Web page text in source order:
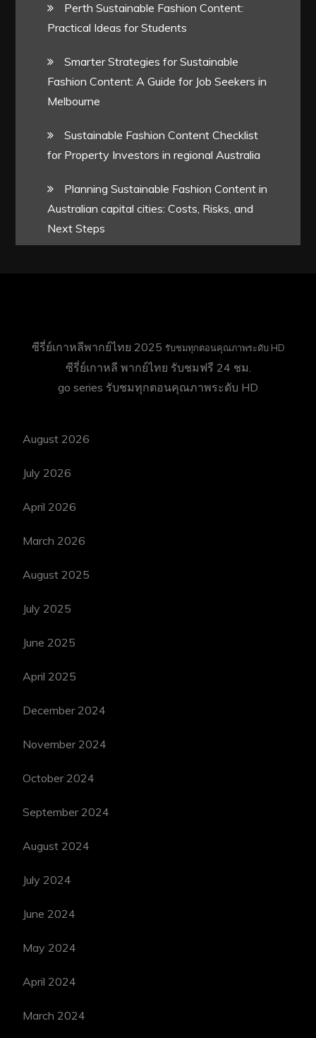
Perth Sustainable Fashion Content:
Practical Ideas for Students
Smarter Strategies for Sustainable
Fashion Content: A Guide for Job Seekers in
Melbourne
Sustainable Fashion Content Checklist
for Property Investors in regional Australia
Planning Sustainable Fashion Content in
Australian capital cities: Costs, Risks, and
Next Steps
ซีรี่ย์เกาหลีพากย์ไทย 2025 รับชมทุกตอนคุณภาพระดับ HD
ซีรี่ย์เกาหลี พากย์ไทย รับชมฟรี 24 ชม.
go series รับชมทุกตอนคุณภาพระดับ HD
August 2026
July 2026
April 2026
March 2026
August 2025
July 2025
June 2025
April 2025
December 2024
November 2024
October 2024
September 2024
August 2024
July 2024
June 2024
May 2024
April 2024
March 2024